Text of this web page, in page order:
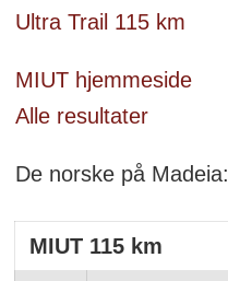
Ultra Trail 115 km
MIUT hjemmeside
Alle resultater
De norske på Madeia:
MIUT 115 km